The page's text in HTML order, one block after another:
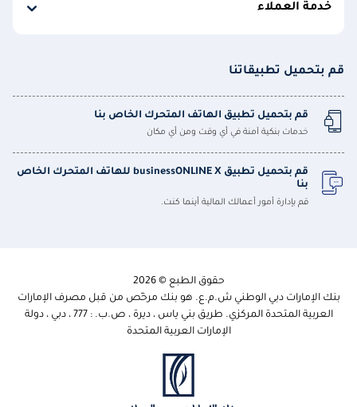
خدمة العملاء
قم بتحميل تطبيقاتنا
قم بتحميل تطبيق الهاتف المتحرك الخاص بنا
خدمات بنكية آمنة في أي وقت ومن أي مكان
قم بتحميل تطبيق businessONLINE X للهاتف المتحرك الخاص
بنا
قم بإدارة أمور أعمالك المالية أينما كنت.
حقوق الطبع © 2026
بنك الإمارات دبي الوطني ش.م.ع. هو بنك مرخّص من قبل مصرف الإمارات
العربية المتحدة المركزي. طريق بني ياس ، ديرة ، ص.ب. : 777 ، دبي ، دولة
الإمارات العربية المتحدة